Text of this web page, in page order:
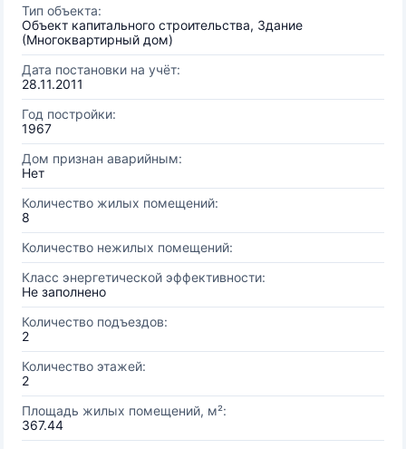
Тип объекта:
Объект капитального строительства, Здание
(Многоквартирный дом)
Дата постановки на учёт:
28.11.2011
Год постройки:
1967
Дом признан аварийным:
Нет
Количество жилых помещений:
8
Количество нежилых помещений:
Класс энергетической эффективности:
Не заполнено
Количество подъездов:
2
Количество этажей:
2
Площадь жилых помещений, м²:
367.44